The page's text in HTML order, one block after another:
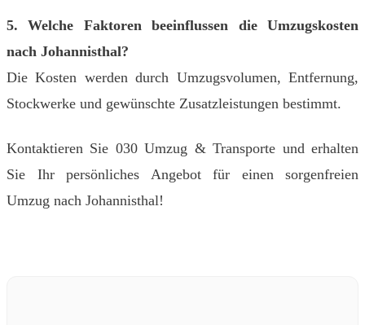
5. Welche Faktoren beeinflussen die Umzugskosten
nach Johannisthal?
Die Kosten werden durch Umzugsvolumen, Entfernung,
Stockwerke und gewünschte Zusatzleistungen bestimmt.
Kontaktieren Sie 030 Umzug & Transporte und erhalten
Sie Ihr persönliches Angebot für einen sorgenfreien
Umzug nach Johannisthal!